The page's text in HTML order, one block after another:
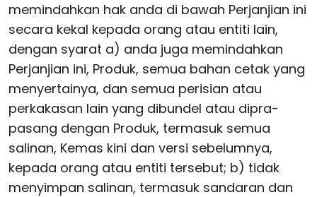
memindahkan hak anda di bawah Perjanjian ini
secara kekal kepada orang atau entiti lain,
dengan syarat a) anda juga memindahkan
Perjanjian ini, Produk, semua bahan cetak yang
menyertainya, dan semua perisian atau
perkakasan lain yang dibundel atau dipra-
pasang dengan Produk, termasuk semua
salinan, Kemas kini dan versi sebelumnya,
kepada orang atau entiti tersebut; b) tidak
menyimpan salinan, termasuk sandaran dan